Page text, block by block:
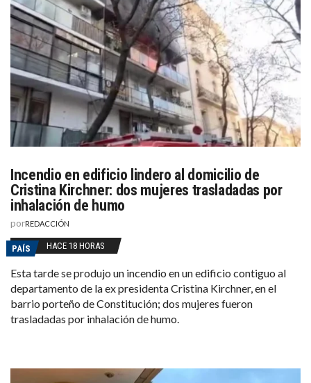
Incendio en edificio lindero al domicilio de
Cristina Kirchner: dos mujeres trasladadas por
inhalación de humo
porREDACCIÓN
PAÍS HACE 18 HORAS
Esta tarde se produjo un incendio en un edificio contiguo al
departamento de la ex presidenta Cristina Kirchner, en el
barrio porteño de Constitución; dos mujeres fueron
trasladadas por inhalación de humo.